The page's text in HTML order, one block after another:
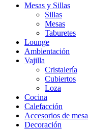
Mesas y Sillas
Sillas
Mesas
Taburetes
Lounge
Ambientación
Vajilla
Cristalería
Cubiertos
Loza
Cocina
Calefacción
Accesorios de mesa
Decoración